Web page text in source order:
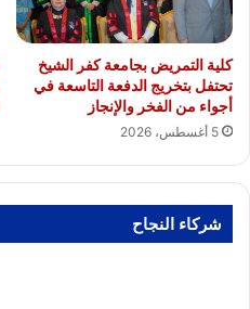
كلية التمريض بجامعة كفر الشيخ
تحتفل بتخريج الدفعة التاسعة في
أجواء من الفخر والإنجاز
5 أغسطس، 2026
شركاء النجاح